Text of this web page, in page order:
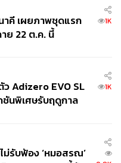
ปรามการทุจริตแห่งชาติ
ารทุจริตและประพฤติมิ
าคี เผยภาพชุดแรก
ย 22 ต.ค. นี้
1K
Adizero EVO SL
ชันพิเศษรับฤดูกาล
1K
ม่รับฟ้อง ‘หมอสรณ’